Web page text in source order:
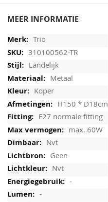
MEER INFORMATIE
Trio
310100562-TR
Landelijk
Metaal
Koper
H150 * D18cm
E27 normale fitting
max. 60W
Nvt
Geen
Nvt
-
-